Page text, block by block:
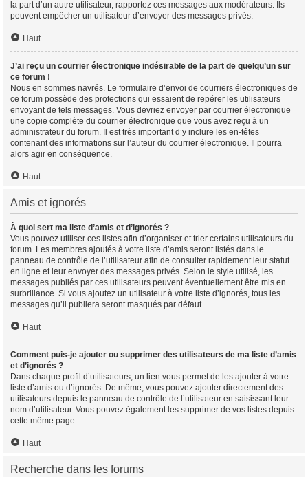
la part d’un autre utilisateur, rapportez ces messages aux modérateurs. Ils
peuvent empêcher un utilisateur d’envoyer des messages privés.
Haut
J’ai reçu un courrier électronique indésirable de la part de quelqu’un sur
ce forum !
Nous en sommes navrés. Le formulaire d’envoi de courriers électroniques de
ce forum possède des protections qui essaient de repérer les utilisateurs
envoyant de tels messages. Vous devriez envoyer par courrier électronique
une copie complète du courrier électronique que vous avez reçu à un
administrateur du forum. Il est très important d’y inclure les en-têtes
contenant des informations sur l’auteur du courrier électronique. Il pourra
alors agir en conséquence.
Haut
Amis et ignorés
À quoi sert ma liste d’amis et d’ignorés ?
Vous pouvez utiliser ces listes afin d’organiser et trier certains utilisateurs du
forum. Les membres ajoutés à votre liste d’amis seront listés dans le
panneau de contrôle de l’utilisateur afin de consulter rapidement leur statut
en ligne et leur envoyer des messages privés. Selon le style utilisé, les
messages publiés par ces utilisateurs peuvent éventuellement être mis en
surbrillance. Si vous ajoutez un utilisateur à votre liste d’ignorés, tous les
messages qu’il publiera seront masqués par défaut.
Haut
Comment puis-je ajouter ou supprimer des utilisateurs de ma liste d’amis
et d’ignorés ?
Dans chaque profil d’utilisateurs, un lien vous permet de les ajouter à votre
liste d’amis ou d’ignorés. De même, vous pouvez ajouter directement des
utilisateurs depuis le panneau de contrôle de l’utilisateur en saisissant leur
nom d’utilisateur. Vous pouvez également les supprimer de vos listes depuis
cette même page.
Haut
Recherche dans les forums